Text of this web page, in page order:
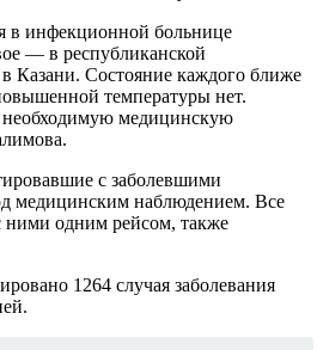
в инфекционной больнице
— в республиканской
Казани. Состояние каждого ближе
температуры нет.
медицинскую
с заболевшими
медицинским наблюдением. Все
одним рейсом, также
1264 случая заболевания